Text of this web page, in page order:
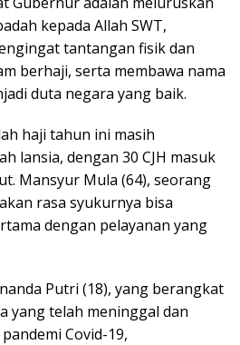
kepada Allah SWT,
tantangan fisik dan
berhaji, serta membawa nama
duta negara yang baik.
haji tahun ini masih
lansia, dengan 30 CJH masuk
Mansyur Mula (64), seorang
rasa syukurnya bisa
dengan pelayanan yang
Putri (18), yang berangkat
yang telah meninggal dan
Covid-19,